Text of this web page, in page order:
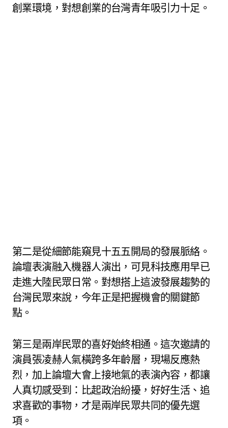
創業環境，對想創業的台灣青年吸引力十足。
第二是從細節能窺見十五五開局的發展脈絡。
論壇表演融入機器人演出，可見科技應用早已
走進大陸民眾日常。對想搭上這波發展趨勢的
台灣民眾來說，今年正是把握機會的關鍵節
點。
第三是兩岸民眾的喜好始終相通。這次邀請的
演員張凌赫人氣橫跨多年齡層，現場反應熱
烈，加上論壇大會上接地氣的表演內容，都讓
人真切感受到：比起政治紛擾，好好生活、追
求喜歡的事物，才是兩岸民眾共同的優先選
項。